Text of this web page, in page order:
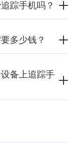
踪手机吗？
多少钱？
备上追踪手